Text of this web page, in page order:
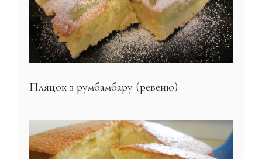
Пляцок з румбамбару (ревеню)